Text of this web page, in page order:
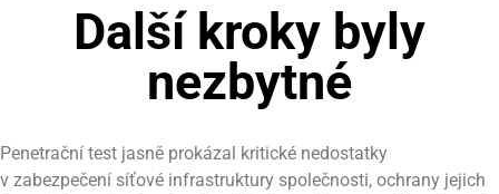
Další kroky byly
nezbytné
Penetrační test jasně prokázal kritické nedostatky
v zabezpečení síťové infrastruktury společnosti, ochrany jejich